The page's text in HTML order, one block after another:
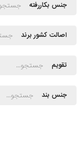
جنس بکاررفته
اصالت کشور برند
تقویم
جنس بند